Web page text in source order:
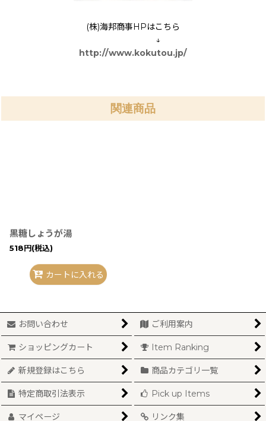
(株)海邦商事HPはこちら
↓
http://www.kokutou.jp/
関連商品
黒糖しょうが湯
518円(税込)
カートに入れる
お問い合わせ ご利用案内
ショッピングカート Item Ranking
新規登録はこちら 商品カテゴリ一覧
特定商取引法表示 Pick up Items
マイページ リンク集